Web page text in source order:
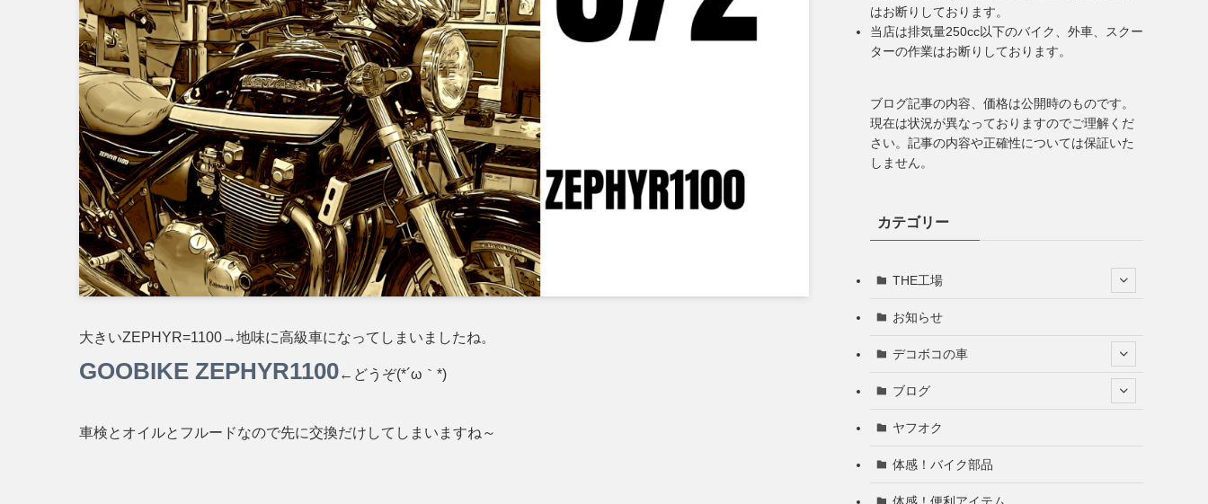
大きいZEPHYR=1100→地味に高級車になってしまいましたね。
GOOBIKE ZEPHYR1100←どうぞ(*´ω｀*)
車検とオイルとフルードなので先に交換だけしてしまいますね～
はお断りしております。
当店は排気量250cc以下のバイク、外車、スクー
ターの作業はお断りしております。
ブログ記事の内容、価格は公開時のものです。
現在は状況が異なっておりますのでご理解くだ
さい。記事の内容や正確性については保証いた
しません。
カテゴリー
THE工場
お知らせ
デコボコの車
ブログ
ヤフオク
体感！バイク部品
体感！便利アイテム